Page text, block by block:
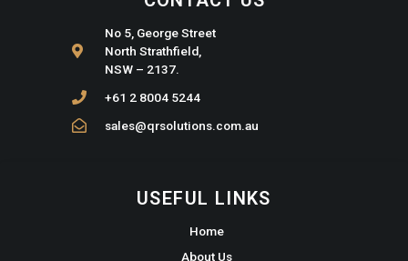
USEFUL LINKS
Home
About Us
No 5, George Street
North Strathfield,
NSW – 2137.
+61 2 8004 5244
sales@qrsolutions.com.au